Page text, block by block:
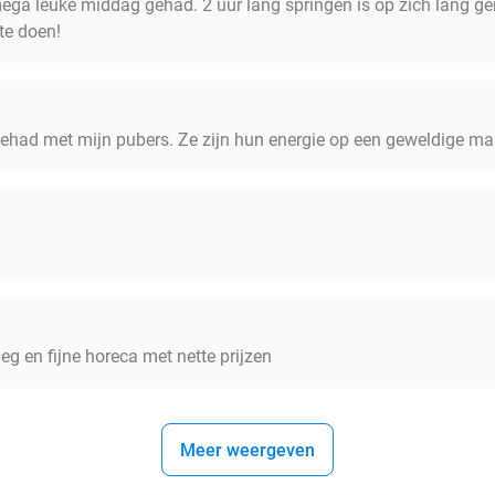
leuke middag gehad. 2 uur lang springen is op zich lang
doen!
met mijn pubers. Ze zijn hun energie op een geweldige
en fijne horeca met nette prijzen
Meer weergeven